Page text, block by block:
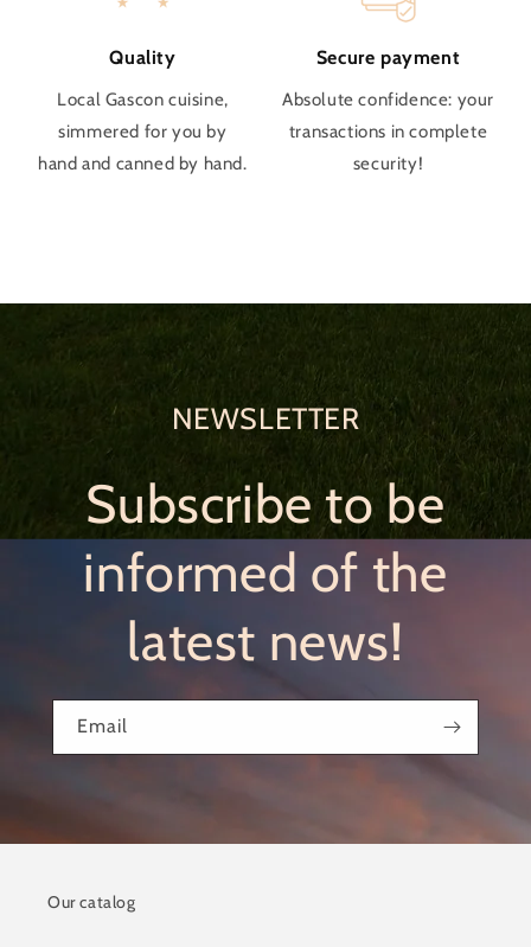
Quality
Local Gascon cuisine,
simmered for you by
hand and canned by hand.
Secure payment
Absolute confidence: your
transactions in complete
security!
NEWSLETTER
Subscribe to be
informed of the
latest news!
Email
Our catalog